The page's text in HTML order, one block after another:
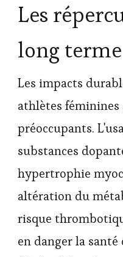
Les
long terme
Les impacts
athlètes
préoccupants.
substances
hypertrophie
altération du
risque
en danger la santé